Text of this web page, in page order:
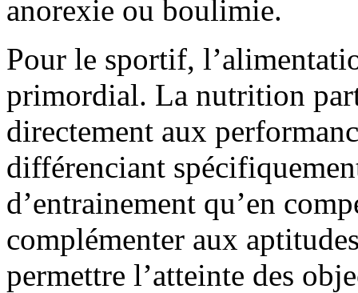
anorexie ou boulimie.
Pour le sportif,
primordial. La nutrition
directement aux
différenciant
d’entrainement qu’en
complémenter aux
permettre l’atteinte des